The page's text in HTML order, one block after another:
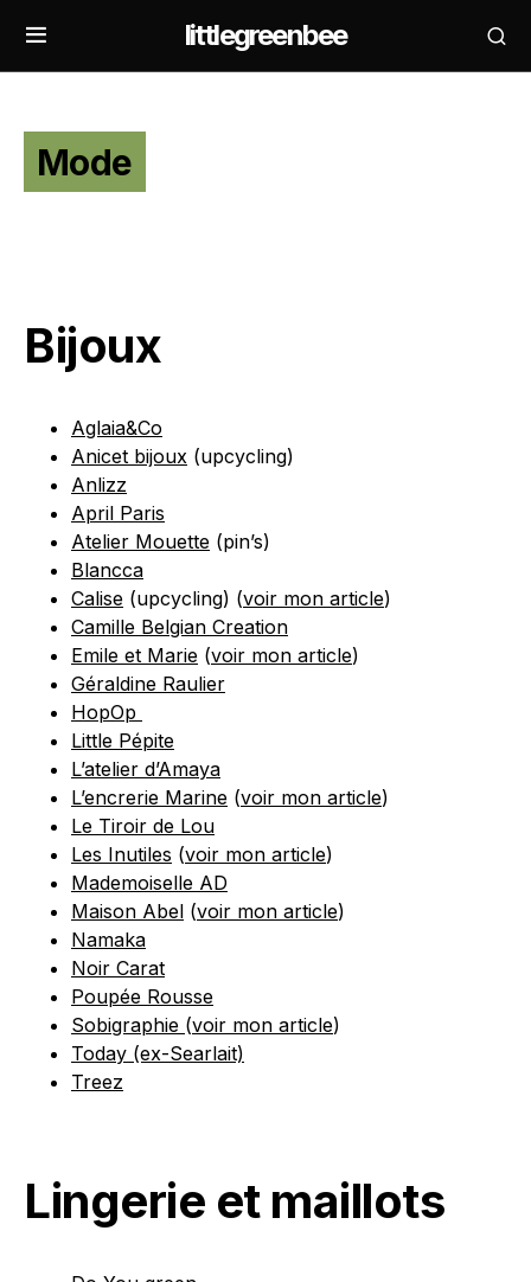
littlegreenbee
Mode
Bijoux
Aglaia&Co
Anicet bijoux (upcycling)
Anlizz
April Paris
Atelier Mouette (pin’s)
Blancca
Calise (upcycling) (voir mon article)
Camille Belgian Creation
Emile et Marie (voir mon article)
Géraldine Raulier
HopOp
Little Pépite
L’atelier d’Amaya
L’encrerie Marine (voir mon article)
Le Tiroir de Lou
Les Inutiles (voir mon article)
Mademoiselle AD
Maison Abel (voir mon article)
Namaka
Noir Carat
Poupée Rousse
Sobigraphie (voir mon article)
Today (ex-Searlait)
Treez
Lingerie et maillots